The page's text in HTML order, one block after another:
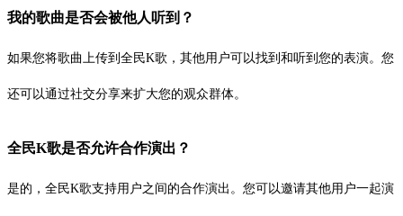
我的歌曲是否会被他人听到？
如果您将歌曲上传到全民K歌，其他用户可以找到和听到您的表演。您
还可以通过社交分享来扩大您的观众群体。
全民K歌是否允许合作演出？
是的，全民K歌支持用户之间的合作演出。您可以邀请其他用户一起演